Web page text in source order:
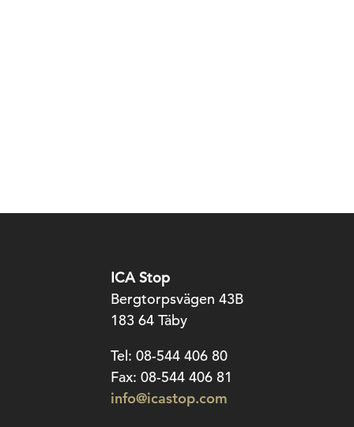
ICA Stop
Bergtorpsvägen 43B
183 64 Täby
Tel: 08-544 406 80
Fax: 08-544 406 81
info@icastop.com